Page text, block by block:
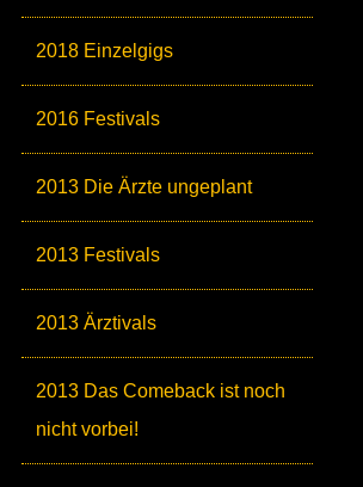
2018 Einzelgigs
2016 Festivals
2013 Die Ärzte ungeplant
2013 Festivals
2013 Ärztivals
2013 Das Comeback ist noch
nicht vorbei!